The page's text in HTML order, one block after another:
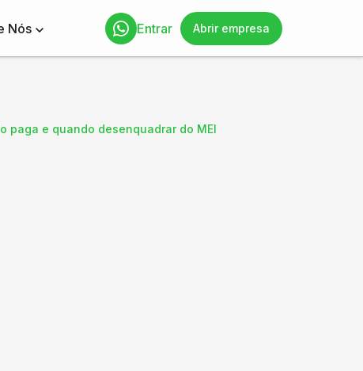
Nós Entrar Abrir empresa
paga e quando desenquadrar do MEI